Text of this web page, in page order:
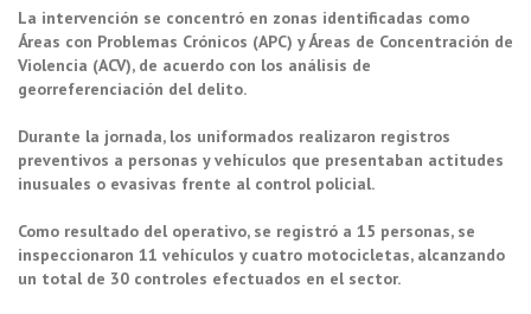
La intervención se concentró en zonas identificadas como
Áreas con Problemas Crónicos (APC) y Áreas de Concentración de
Violencia (ACV), de acuerdo con los análisis de
georreferenciación del delito.
Durante la jornada, los uniformados realizaron registros
preventivos a personas y vehículos que presentaban actitudes
inusuales o evasivas frente al control policial.
Como resultado del operativo, se registró a 15 personas, se
inspeccionaron 11 vehículos y cuatro motocicletas, alcanzando
un total de 30 controles efectuados en el sector.